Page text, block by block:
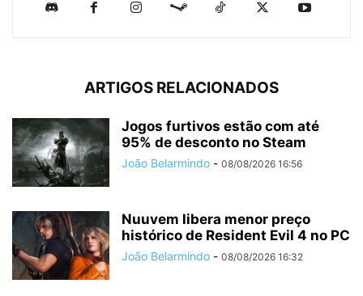
ARTIGOS RELACIONADOS
Jogos furtivos estão com até
95% de desconto no Steam
João Belarmindo - 08/08/2026 16:56
Nuuvem libera menor preço
histórico de Resident Evil 4 no PC
João Belarmindo - 08/08/2026 16:32